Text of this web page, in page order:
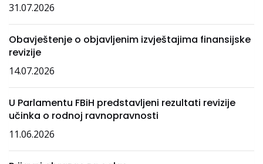
31.07.2026
Obavještenje o objavljenim izvještajima finansijske
revizije
14.07.2026
U Parlamentu FBiH predstavljeni rezultati revizije
učinka o rodnoj ravnopravnosti
11.06.2026